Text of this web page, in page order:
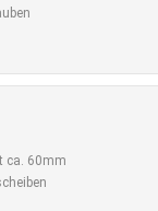
ca. 60mm